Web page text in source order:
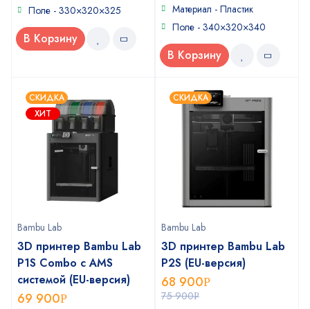
Поле - 330×320×325
В Корзину
Материал - Пластик
Поле - 340×320×340
В Корзину
СКИДКА
ХИТ
Bambu Lab
3D принтер Bambu Lab
P1S Combo с AMS
системой (EU-версия)
69 900Р
СКИДКА
Bambu Lab
3D принтер Bambu Lab
P2S (EU-версия)
75 900Р
68 900Р